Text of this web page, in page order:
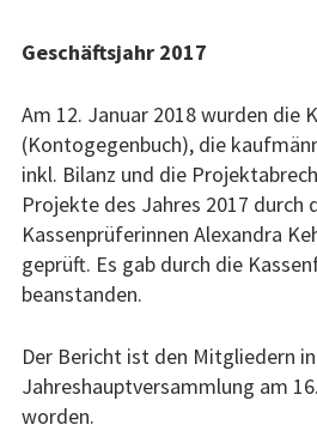
Geschäftsjahr 2017
Am 12. Januar 2018 wurden die
(Kontogegenbuch), die
inkl. Bilanz und die
Projekte des Jahres 2017 durch
Kassenprüferinnen Alexandra
geprüft. Es gab durch die
beanstanden.
Der Bericht ist den Mitgliedern in
Jahreshauptversammlung am
worden.